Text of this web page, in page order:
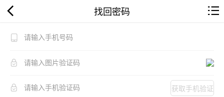
找回密码
获取手机验证